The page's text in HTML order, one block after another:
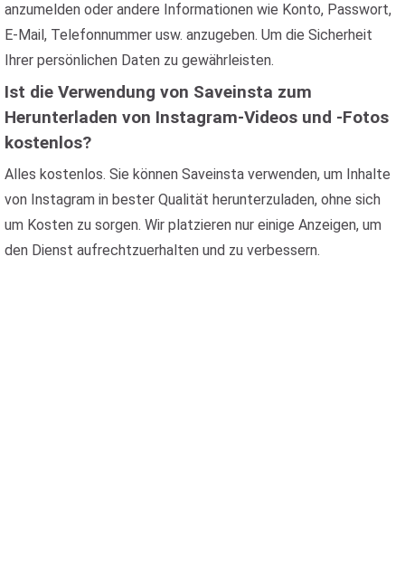
anzumelden oder andere Informationen wie Konto, Passwort,
E-Mail, Telefonnummer usw. anzugeben. Um die Sicherheit
Ihrer persönlichen Daten zu gewährleisten.
Ist die Verwendung von Saveinsta zum
Herunterladen von Instagram-Videos und -Fotos
kostenlos?
Alles kostenlos. Sie können Saveinsta verwenden, um Inhalte
von Instagram in bester Qualität herunterzuladen, ohne sich
um Kosten zu sorgen. Wir platzieren nur einige Anzeigen, um
den Dienst aufrechtzuerhalten und zu verbessern.